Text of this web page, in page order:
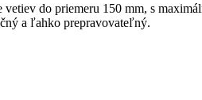
do priemeru 150 mm, s
a ľahko prepravovateľný.